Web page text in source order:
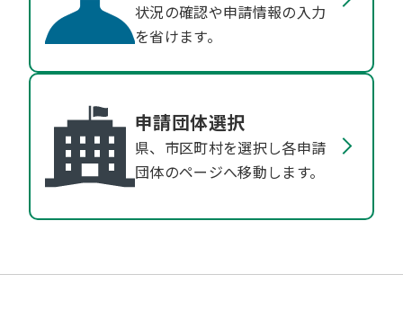
状況の確認や申請情報の入力
を省けます。
申請団体選択
県、市区町村を選択し各申請
団体のページへ移動します。